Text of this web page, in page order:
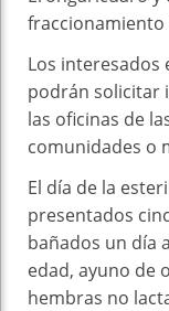
fraccionamiento
Los interesados
podrán solicitar
las oficinas de
comunidades o
El día de la
presentados
bañados un día
edad, ayuno de
hembras no